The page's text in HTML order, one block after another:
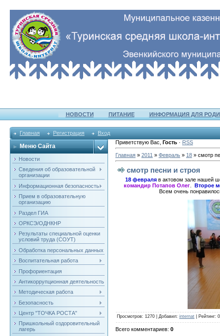
НОВОСТИ ПИТАНИЕ ИНФОРМАЦИЯ ДЛЯ
Главная Регистрация Вход
Меню Сайта
Новости
Сведения об образовательной
организации
Информационная безопасность
Прием в образовательную
организацию
Раздел ГИА
ОРКСЭ/ОДНКНР
Результаты специальной оценки
условий труда (СОУТ)
Обработка персональных данных
Воспитательная работа
Профориентация
Антикоррупционная деятельность
Методическая работа
Безопасность
Центр "ТОЧКА РОСТА"
Пришкольный оздоровительный
лагерь
Приветствую Вас Гость · RSS
Главная » 2011 » Февраль » 18 » смотр
смотр песни и строя
18 февраля в актовом зале нашей
командир Потапов Олег
Второе
Всем очень
Просмотров: 1270 | Добавил: internat Рейтинг:
Всего комментариев: 0